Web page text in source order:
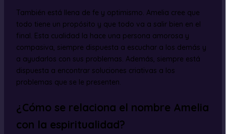
También está llena de fe y optimismo. Amelia cree que
todo tiene un propósito y que todo va a salir bien en el
final. Esta cualidad la hace una persona amorosa y
compasiva, siempre dispuesta a escuchar a los demás y
a ayudarlos con sus problemas. Además, siempre está
dispuesta a encontrar soluciones criativas a los
problemas que se le presenten.
¿Cómo se relaciona el nombre Amelia
con la espiritualidad?